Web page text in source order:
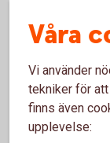
hur arbetstiden
SGI.
Gör en
Även en
Våra
Vi använder
tekniker för
finns även
upplevelse: